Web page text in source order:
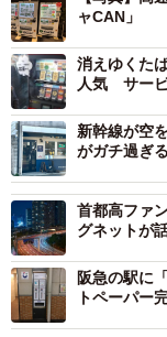
ャCAN」
消えゆくた
人気 サー
新幹線が空
がガチ過ぎ
首都高ファ
グネットが
阪急の駅に
トペーパー